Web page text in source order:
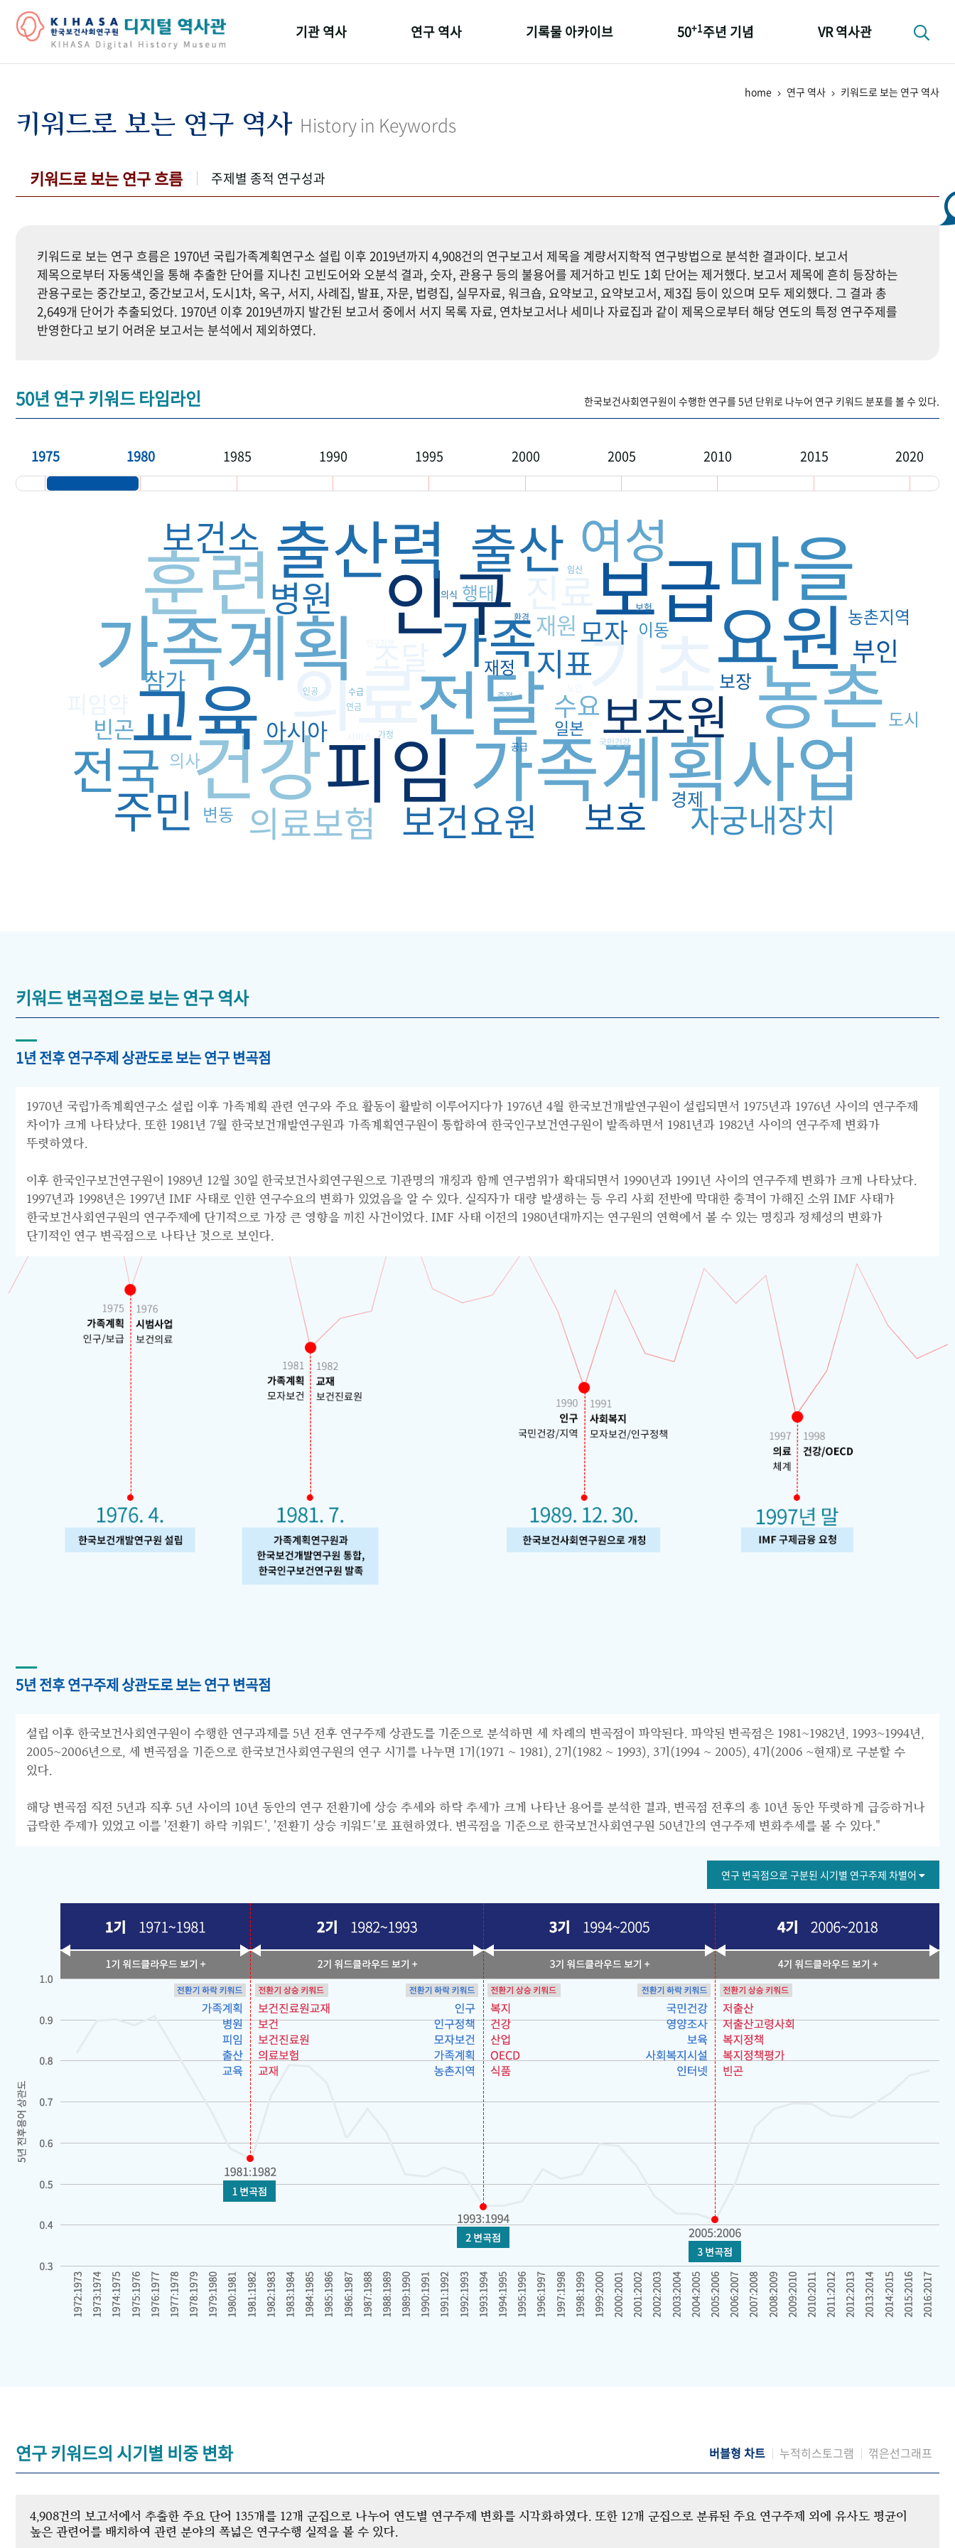
기관 역사
연구원 사람들
연구 역사
키워드로 보는 연구 역사
기록물 아카이브 50+1주년 기념 VR 역사관
home 연구 역사 키워드로 보는 연구 역사
키워드로 보는 연구 역사 History in Keywords
키워드로 보는 연구 흐름 주제별 종적 연구성과
키워드로 보는 연구 흐름은 1970년 국립가족계획연구소 설립 이후 2019년까지 4,908건의 연구보고서 제목을 계량서지학적 연구방법으로 분석한 결과이다. 보고서
제목으로부터 자동색인을 통해 추출한 단어를 지나친 고빈도어와 오분석 결과, 숫자, 관용구 등의 불용어를 제거하고 빈도 1회 단어는 제거했다. 보고서 제목에 흔히 등장하는
관용구로는 중간보고, 중간보고서, 도시1차, 옥구, 서지, 사례집, 발표, 자문, 법령집, 실무자료, 워크숍, 요약보고, 요약보고서, 제3집 등이 있으며 모두 제외했다. 그 결과 총
2,649개 단어가 추출되었다. 1970년 이후 2019년까지 발간된 보고서 중에서 서지 목록 자료, 연차보고서나 세미나 자료집과 같이 제목으로부터 해당 연도의 특정 연구주제를
반영한다고 보기 어려운 보고서는 분석에서 제외하였다.
50년 연구 키워드 타임라인 한국보건사회연구원이 수행한 연구를 5년 단위로 나누어 연구 키워드 분포를 볼 수 있다.
1975 1980 1985 1990 1995 2000 2005 2010 2015 2020
인구
의료
기초
전달
가족계획
가족계획사업
피임
보급
건강
교육
요원
훈련
마을
농촌
출산력
가족
출산
전국
여성
보조원
주민
진료
보건요원
보건소
병원
의료보험 보호 자궁내장치
지표
모자
수요
부인
아시아
참가
빈곤
재원
보장
경제
행태
변동
이동
재정
도시
농촌지역
의사
일본
공급
보험
의식
가정
연금
국민건강
수급
환경
임신
인공 중절
키워드 변곡점으로 보는 연구 역사
1년 전후 연구주제 상관도로 보는 연구 변곡점
1970년 국립가족계획연구소 설립 이후 가족계획 관련 연구와 주요 활동이 활발히 이루어지다가 1976년 4월 한국보건개발연구원이 설립되면서 1975년과 1976년 사이의 연구주제
차이가 크게 나타났다. 또한 1981년 7월 한국보건개발연구원과 가족계획연구원이 통합하여 한국인구보건연구원이 발족하면서 1981년과 1982년 사이의 연구주제 변화가
뚜렷하였다.
이후 한국인구보건연구원이 1989년 12월 30일 한국보건사회연구원으로 기관명의 개칭과 함께 연구범위가 확대되면서 1990년과 1991년 사이의 연구주제 변화가 크게 나타났다.
1997년과 1998년은 1997년 IMF 사태로 인한 연구수요의 변화가 있었음을 알 수 있다. 실직자가 대량 발생하는 등 우리 사회 전반에 막대한 충격이 가해진 소위 IMF 사태가
한국보건사회연구원의 연구주제에 단기적으로 가장 큰 영향을 끼친 사건이었다. IMF 사태 이전의 1980년대까지는 연구원의 연혁에서 볼 수 있는 명칭과 정체성의 변화가
단기적인 연구 변곡점으로 나타난 것으로 보인다.
5년 전후 연구주제 상관도로 보는 연구 변곡점
설립 이후 한국보건사회연구원이 수행한 연구과제를 5년 전후 연구주제 상관도를 기준으로 분석하면 세 차례의 변곡점이 파악된다. 파악된 변곡점은 1981~1982년, 1993~1994년,
2005~2006년으로, 세 변곡점을 기준으로 한국보건사회연구원의 연구 시기를 나누면 1기(1971 ~ 1981), 2기(1982 ~ 1993), 3기(1994 ~ 2005), 4기(2006 ~현재)로 구분할 수
있다.
해당 변곡점 직전 5년과 직후 5년 사이의 10년 동안의 연구 전환기에 상승 추세와 하락 추세가 크게 나타난 용어를 분석한 결과, 변곡점 전후의 총 10년 동안 뚜렷하게 급증하거나
급락한 주제가 있었고 이를 '전환기 하락 키워드', '전환기 상승 키워드'로 표현하였다. 변곡점을 기준으로 한국보건사회연구원 50년간의 연구주제 변화추세를 볼 수 있다."
연구 변곡점으로 구분된 시기별 연구주제 차별어
연구 키워드의 시기별 비중 변화 버블형 차트 누적히스토그램 꺾은선그래프
4,908건의 보고서에서 추출한 주요 단어 135개를 12개 군집으로 나누어 연도별 연구주제 변화를 시각화하였다. 또한 12개 군집으로 분류된 주요 연구주제 외에 유사도 평균이
높은 관련어를 배치하여 관련 분야의 폭넓은 연구수행 실적을 볼 수 있다.